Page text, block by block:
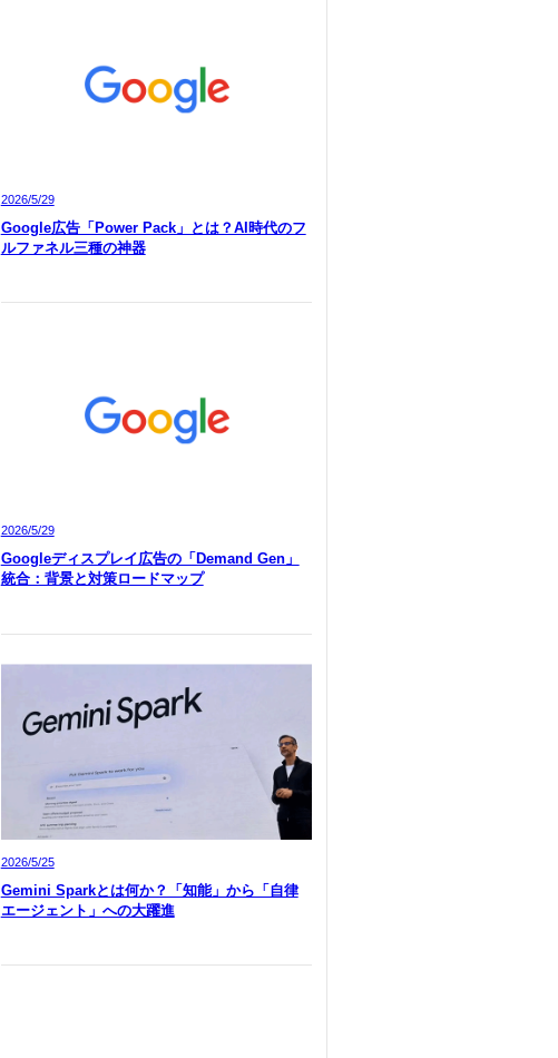
2026/5/29
Google広告「Power Pack」とは？AI時代のフ
ルファネル三種の神器
2026/5/29
Googleディスプレイ広告の「Demand Gen」
統合：背景と対策ロードマップ
2026/5/25
Gemini Sparkとは何か？「知能」から「自律
エージェント」への大躍進